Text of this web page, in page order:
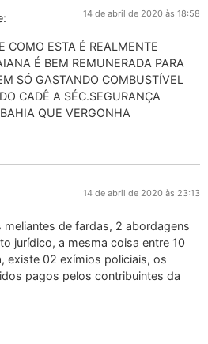
14 de abril de 2020 às 18:58
COMO ESTA É REALMENTE
É BEM REMUNERADA PARA
SÓ GASTANDO COMBUSTÍVEL
CADÊ A SÉC.SEGURANÇA
QUE VERGONHA
14 de abril de 2020 às 23:13
de fardas, 2 abordagens
jurídico, a mesma coisa entre 10
existe 02 exímios policiais, os
pagos pelos contribuintes da